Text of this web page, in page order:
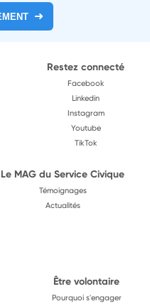
Restez connecté
Facebook
Linkedin
Instagram
Youtube
TikTok
Le MAG du Service Civique
Témoignages
Actualités
Être volontaire
Pourquoi s'engager